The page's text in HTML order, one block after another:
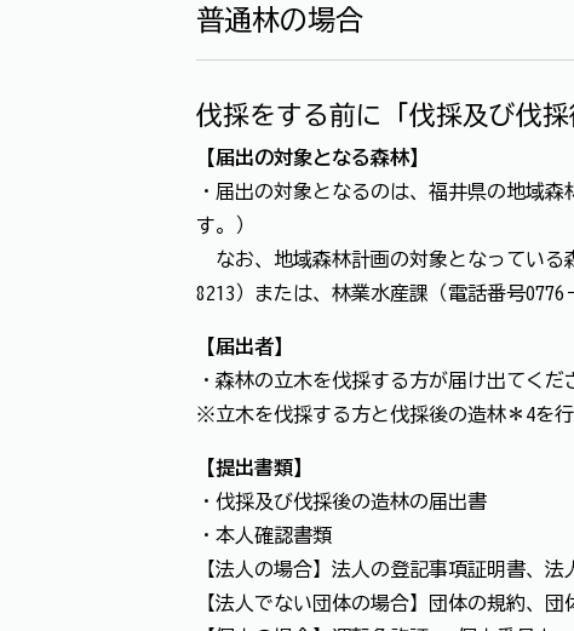
普通林の場合
伐採をする前に「伐採及び伐
【届出の対象となる森林】
・届出の対象となるのは、福井県の地域
す。）
なお、地域森林計画の対象となっている
8213）または、林業水産課（電話番号
【届出者】
・森林の立木を伐採する方が届け出てくだ
※立木を伐採する方と伐採後の造林＊4を
【提出書類】
・伐採及び伐採後の造林の届出書
・本人確認書類
【法人の場合】法人の登記事項証明書、
【法人でない団体の場合】団体の規約、